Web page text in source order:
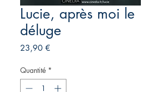
Lucie, après moi le
déluge
23,90 €Prix
Quantité *